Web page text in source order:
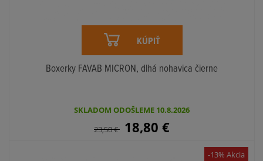
KÚPIŤ
Boxerky FAVAB MICRON, dlhá nohavica čierne
SKLADOM ODOŠLEME 10.8.2026
23,50€ 18,80 €
-13% Akcia